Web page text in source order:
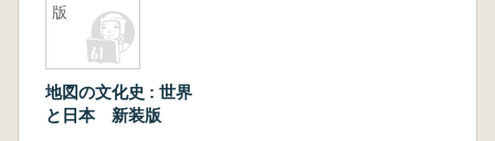
版
地図の文化史 : 世界
と日本 新装版